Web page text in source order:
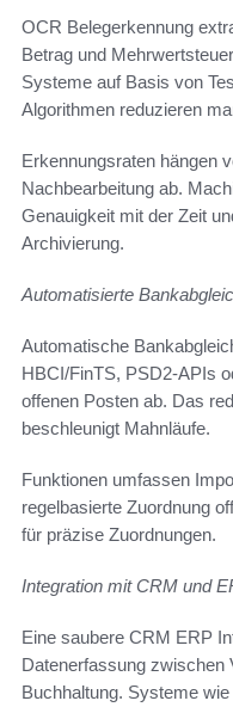
OCR Belegerkennung
Betrag und
Systeme auf Basis von
Algorithmen reduzieren
Erkennungsraten hängen
Nachbearbeitung ab.
Genauigkeit mit der Zeit
Archivierung.
Automatisierte
Automatische
HBCI/FinTS, PSD2-APIs
offenen Posten ab. Das
beschleunigt Mahnläufe.
Funktionen umfassen
regelbasierte Zuordnung
für präzise Zuordnungen.
Integration mit CRM und
Eine saubere CRM ERP
Datenerfassung zwischen
Buchhaltung. Systeme